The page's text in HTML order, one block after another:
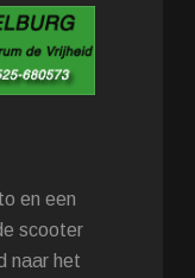
en een
scooter
naar het